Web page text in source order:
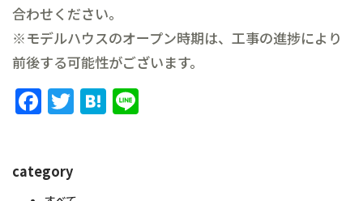
合わせください。
※モデルハウスのオープン時期は、工事の進捗により
前後する可能性がございます。
Facebook
TwitterHatena
category